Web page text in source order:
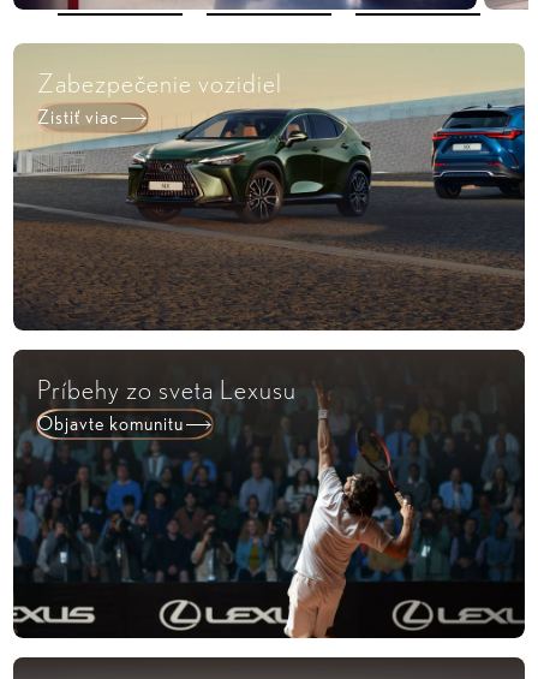
Zabezpečenie vozidiel
Zistiť viac
Príbehy zo sveta Lexusu
Objavte komunitu